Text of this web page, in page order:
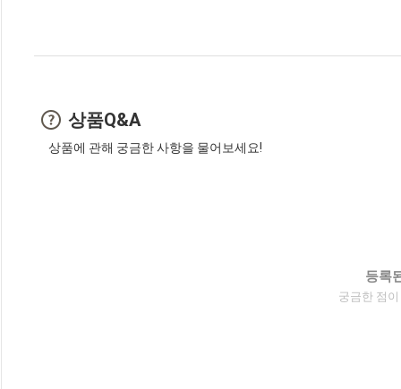
상품Q&A
상품에 관해 궁금한 사항을 물어보세요!
등록
궁금한 점